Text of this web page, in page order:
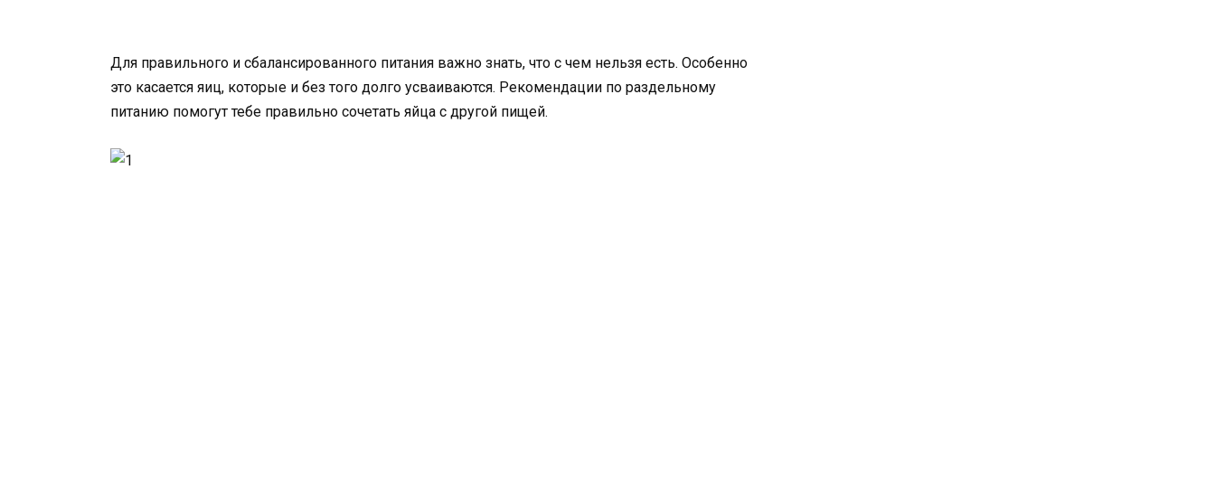
Для правильного и сбалансированного питания важно знать, что с чем нельзя есть. Особенно
это касается яиц, которые и без того долго усваиваются. Рекомендации по раздельному
питанию помогут тебе правильно сочетать яйца с другой пищей.